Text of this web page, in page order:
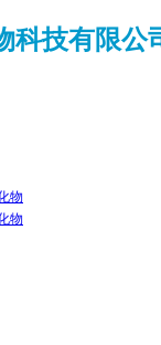
科技有限公
物
物